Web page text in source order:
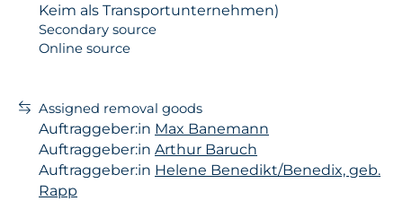
Keim als Transportunternehmen)
Secondary source
Online source
Assigned removal goods
Auftraggeber:in Max Banemann
Auftraggeber:in Arthur Baruch
Auftraggeber:in Helene Benedikt/Benedix, geb.
Rapp